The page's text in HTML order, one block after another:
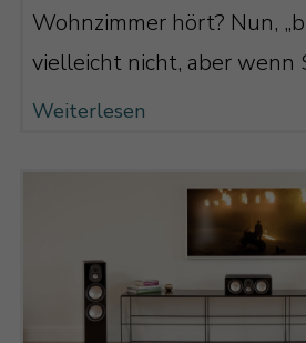
Wohnzimmer hört? Nun,
vielleicht nicht, aber wenn
Weiterlesen